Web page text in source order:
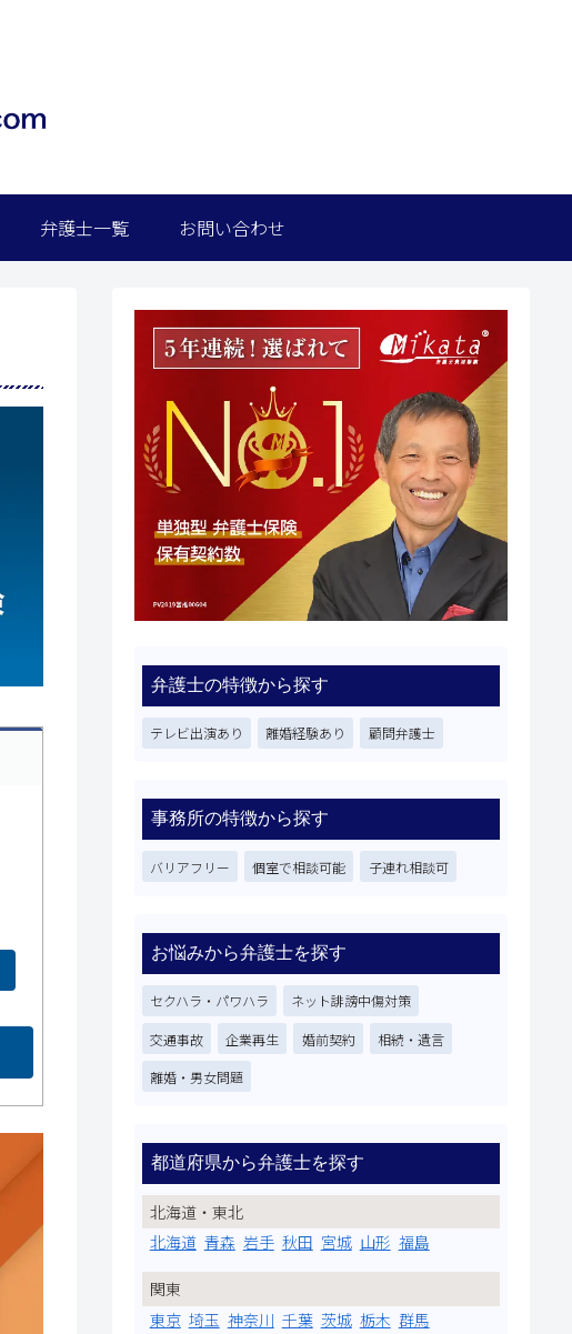
弁護士一覧 お問い合わせ
弁護士の特徴から探す
テレビ出演あり 離婚経験あり 顧問弁護士
事務所の特徴から探す
バリアフリー 個室で相談可能 子連れ相談可
お悩みから弁護士を探す
セクハラ・パワハラ ネット誹謗中傷対策
交通事故 企業再生 婚前契約 相続・遺言
離婚・男女問題
都道府県から弁護士を探す
北海道・東北
北海道 青森 岩手 秋田 宮城 山形 福島
関東
東京 埼玉 神奈川 千葉 茨城 栃木 群馬